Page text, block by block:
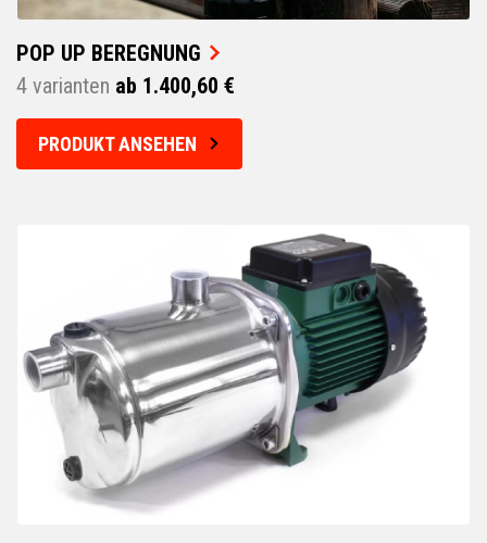
POP UP BEREGNUNG
4 varianten ab 1.400,60 €
PRODUKT ANSEHEN